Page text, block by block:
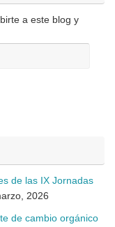
a este blog y
de las IX Jornadas
2026
de cambio orgánico